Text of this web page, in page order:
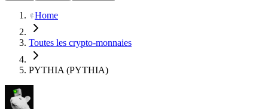
Home
Toutes les crypto-monnaies
PYTHIA (PYTHIA)